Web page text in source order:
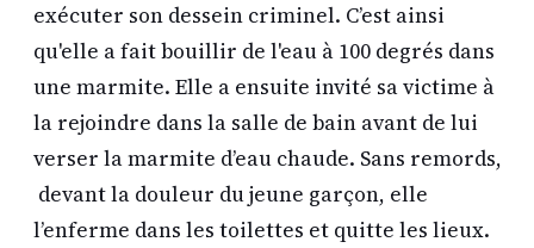
exécuter son dessein criminel. C’est ainsi
qu'elle a fait bouillir de l'eau à 100 degrés dans
une marmite. Elle a ensuite invité sa victime à
la rejoindre dans la salle de bain avant de lui
verser la marmite d’eau chaude. Sans remords,
devant la douleur du jeune garçon, elle
l’enferme dans les toilettes et quitte les lieux.